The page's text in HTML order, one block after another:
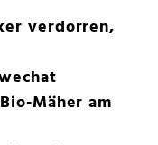
verdorren,
Mäher am